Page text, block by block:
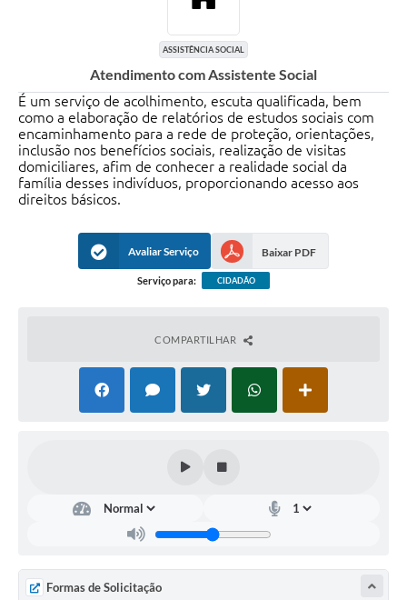
Tributação
Diário Oficial
Outros Editais
Portal da Privacidade
ASSISTÊNCIA SOCIAL
Atendimento com Assistente Social
É um serviço de acolhimento, escuta qualificada, bem
como a elaboração de relatórios de estudos sociais com
encaminhamento para a rede de proteção, orientações,
inclusão nos benefícios sociais, realização de visitas
domiciliares, afim de conhecer a realidade social da
família desses indivíduos, proporcionando acesso aos
direitos básicos.
Avaliar Serviço Baixar PDF
Serviço para: CIDADÃO
COMPARTILHAR
Formas de Solicitação